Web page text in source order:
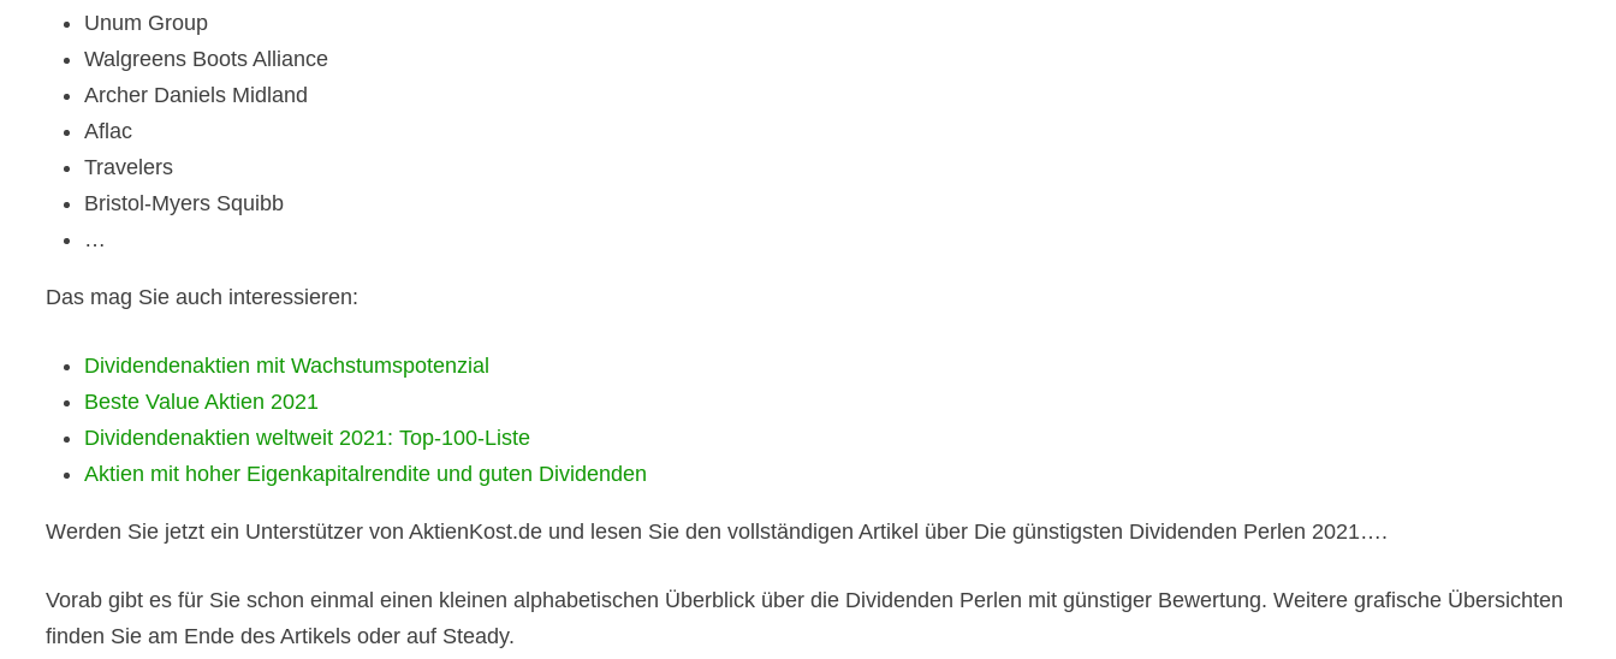
Unum Group
Walgreens Boots Alliance
Archer Daniels Midland
Aflac
Travelers
Bristol-Myers Squibb
…
Das mag Sie auch interessieren:
Dividendenaktien mit Wachstumspotenzial
Beste Value Aktien 2021
Dividendenaktien weltweit 2021: Top-100-Liste
Aktien mit hoher Eigenkapitalrendite und guten Dividenden
Werden Sie jetzt ein Unterstützer von AktienKost.de und lesen Sie den vollständigen Artikel über Die günstigsten Dividenden Perlen 2021….
Vorab gibt es für Sie schon einmal einen kleinen alphabetischen Überblick über die Dividenden Perlen mit günstiger Bewertung. Weitere grafische Übersichten
finden Sie am Ende des Artikels oder auf Steady.